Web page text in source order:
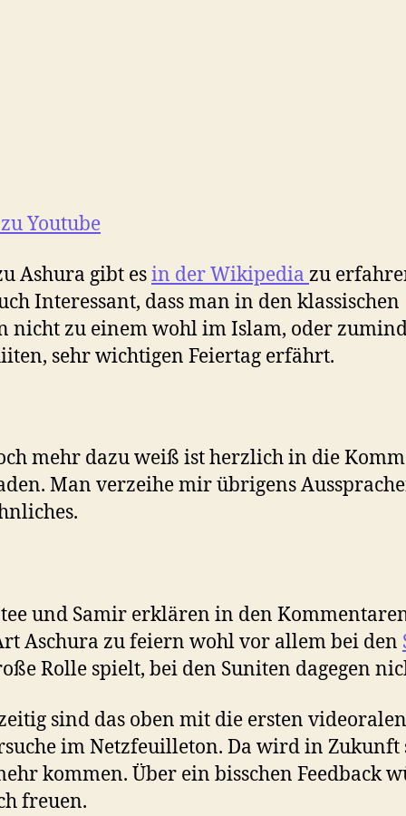
Youtube
Ashura gibt esin der Wikipedia zu
Interessant, dass man in den klassischen
nicht zu einem wohl im Islam, oder
sehr wichtigen Feiertag erfährt.
mehr dazu weiß ist herzlich in die
Man verzeihe mir übrigens
und Samir erklären in den
Aschura zu feiern wohl vor allem bei den
Rolle spielt, bei den Suniten dagegen
sind das oben mit die ersten videoralen
im Netzfeuilleton. Da wird in Zukunft
kommen. Über ein bisschen Feedback
freuen.